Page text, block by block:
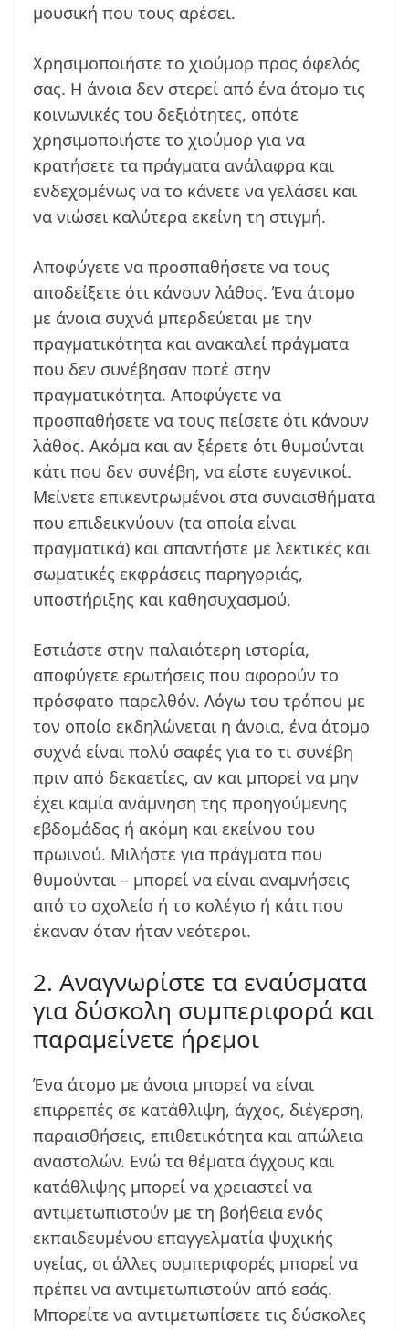
μουσική που τους αρέσει.
Χρησιμοποιήστε το χιούμορ προς όφελός
σας. Η άνοια δεν στερεί από ένα άτομο τις
κοινωνικές του δεξιότητες, οπότε
χρησιμοποιήστε το χιούμορ για να
κρατήσετε τα πράγματα ανάλαφρα και
ενδεχομένως να το κάνετε να γελάσει και
να νιώσει καλύτερα εκείνη τη στιγμή.
Αποφύγετε να προσπαθήσετε να τους
αποδείξετε ότι κάνουν λάθος. Ένα άτομο
με άνοια συχνά μπερδεύεται με την
πραγματικότητα και ανακαλεί πράγματα
που δεν συνέβησαν ποτέ στην
πραγματικότητα. Αποφύγετε να
προσπαθήσετε να τους πείσετε ότι κάνουν
λάθος. Ακόμα και αν ξέρετε ότι θυμούνται
κάτι που δεν συνέβη, να είστε ευγενικοί.
Μείνετε επικεντρωμένοι στα συναισθήματα
που επιδεικνύουν (τα οποία είναι
πραγματικά) και απαντήστε με λεκτικές και
σωματικές εκφράσεις παρηγοριάς,
υποστήριξης και καθησυχασμού.
Εστιάστε στην παλαιότερη ιστορία,
αποφύγετε ερωτήσεις που αφορούν το
πρόσφατο παρελθόν. Λόγω του τρόπου με
τον οποίο εκδηλώνεται η άνοια, ένα άτομο
συχνά είναι πολύ σαφές για το τι συνέβη
πριν από δεκαετίες, αν και μπορεί να μην
έχει καμία ανάμνηση της προηγούμενης
εβδομάδας ή ακόμη και εκείνου του
πρωινού. Μιλήστε για πράγματα που
θυμούνται – μπορεί να είναι αναμνήσεις
από το σχολείο ή το κολέγιο ή κάτι που
έκαναν όταν ήταν νεότεροι.
2. Αναγνωρίστε τα εναύσματα
για δύσκολη συμπεριφορά και
παραμείνετε ήρεμοι
Ένα άτομο με άνοια μπορεί να είναι
επιρρεπές σε κατάθλιψη, άγχος, διέγερση,
παραισθήσεις, επιθετικότητα και απώλεια
αναστολών. Ενώ τα θέματα άγχους και
κατάθλιψης μπορεί να χρειαστεί να
αντιμετωπιστούν με τη βοήθεια ενός
εκπαιδευμένου επαγγελματία ψυχικής
υγείας, οι άλλες συμπεριφορές μπορεί να
πρέπει να αντιμετωπιστούν από εσάς.
Μπορείτε να αντιμετωπίσετε τις δύσκολες